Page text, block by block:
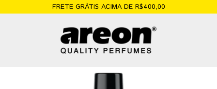
FRETE GRÁTIS ACIMA DE R$400,00